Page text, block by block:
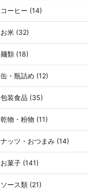
コーヒー (14)
お米 (32)
麺類 (18)
缶・瓶詰め (12)
包装食品 (35)
乾物・粉物 (11)
ナッツ・おつまみ (14)
お菓子 (141)
ソース類 (21)